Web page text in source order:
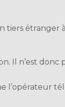
tiers étranger
Il n’est
l’opérateur